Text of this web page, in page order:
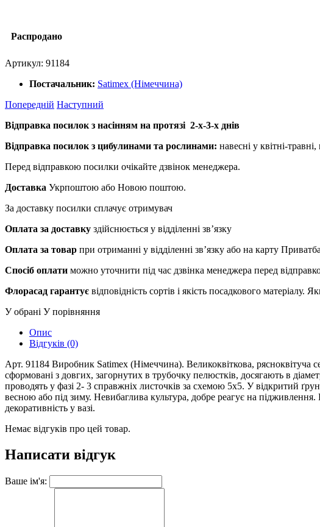
Распродано
Артикул: 91184
Постачальник: Satimex (Німеччина)
Попередній Наступний
Відправка посилок з насінням на протязі 2-х-3-х днів
Відправка посилок з цибулинами та рослинами: навесні у квітні-
Перед відправкою посилки очікайте дзвінок менеджера.
Доставка Укрпоштою або Новою поштою.
За доставку посилки сплачує отримувач
Оплата за доставку здійснюється у відділенні зв’язку
Оплата за товар при отриманні у відділенні зв’язку або на карту
Спосіб оплати можно уточнити під час дзвінка менеджера перед
Флорасад гарантує відповідність сортів і якість посадкового
У обрані У порівняння
Опис
Відгуків (0)
Арт. 91184 Виробник Satimex (Німеччина). Великоквіткова, рясноквітуча
сформовані з довгих, загорнутих в трубочку пелюстків, досягають в
проводять у фазі 2- 3 справжніх листочків за схемою 5x5. У відкритий
весною або під зиму. Невибаглива культура, добре реагує на підживлення.
декоративність у вазі.
Немає відгуків про цей товар.
Написати відгук
Ваше ім'я: